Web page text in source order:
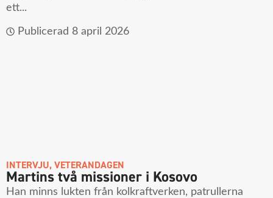
ett...
Publicerad 8 april 2026
INTERVJU, VETERANDAGEN
Martins två missioner i Kosovo
Han minns lukten från kolkraftverken, patrullerna